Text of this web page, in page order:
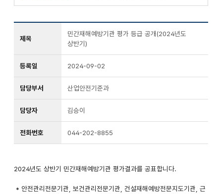
제목
민간재해예방기관 평가 등급 공개(2024년도
상반기)
등록일 2024-09-02
담당부서 산업안전기준과
담당자 김승이
전화번호 044-202-8855
2024년도 상반기 민간재해예방기관 평가결과를 공표합니다.
* 안전관리전문기관, 보건관리전문기관, 건설재해예방전문지도기관, 근